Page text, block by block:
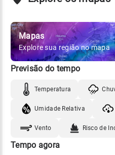
Mapas
Explore sua região no mapa
Previsão do tempo
Temperatura
Umidade Relativa
Vento Risco de
Tempo agora